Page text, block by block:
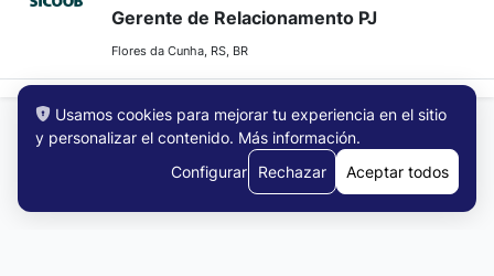
Gerente de Relacionamento PJ
Flores da Cunha, RS, BR
Usamos cookies para mejorar tu experiencia en el sitio
y personalizar el contenido. Más información.
Configurar
Rechazar Aceptar todos